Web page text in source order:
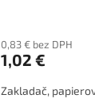
0,83 € bez DPH
1,02 €
Zakladač,